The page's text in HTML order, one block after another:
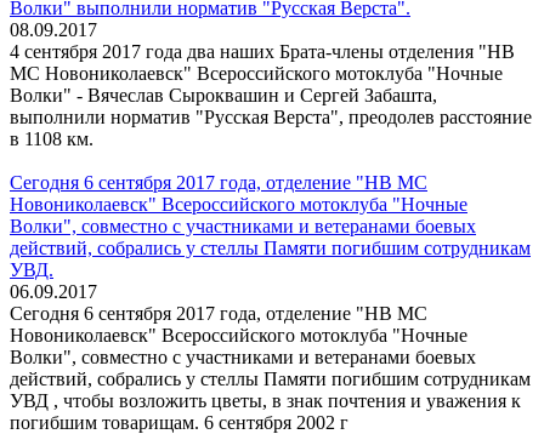
Волки" выполнили норматив "Русская Верста".
08.09.2017
4 сентября 2017 года два наших Брата-члены отделения "НВ
МС Новониколаевск" Всероссийского мотоклуба "Ночные
Волки" - Вячеслав Сыроквашин и Сергей Забашта,
выполнили норматив "Русская Верста", преодолев расстояние
в 1108 км.
Сегодня 6 сентября 2017 года, отделение "НВ МС
Новониколаевск" Всероссийского мотоклуба "Ночные
Волки", совместно с участниками и ветеранами боевых
действий, собрались у стеллы Памяти погибшим сотрудникам
УВД.
06.09.2017
Сегодня 6 сентября 2017 года, отделение "НВ МС
Новониколаевск" Всероссийского мотоклуба "Ночные
Волки", совместно с участниками и ветеранами боевых
действий, собрались у стеллы Памяти погибшим сотрудникам
УВД , чтобы возложить цветы, в знак почтения и уважения к
погибшим товарищам. 6 сентября 2002 г